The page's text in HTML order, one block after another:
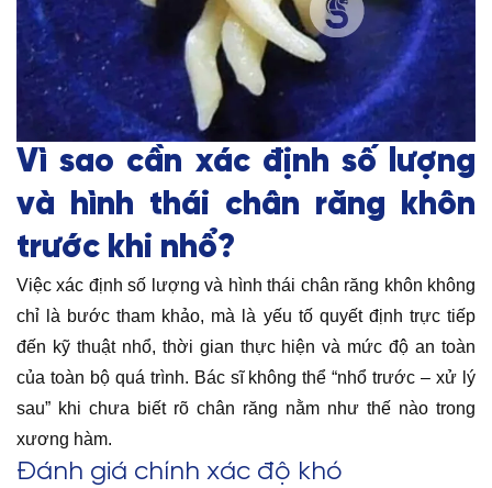
Vì sao cần xác định số lượng
và hình thái chân răng khôn
trước khi nhổ?
Việc xác định số lượng và hình thái chân răng khôn không
chỉ là bước tham khảo, mà là yếu tố quyết định trực tiếp
đến kỹ thuật nhổ, thời gian thực hiện và mức độ an toàn
của toàn bộ quá trình. Bác sĩ không thể “nhổ trước – xử lý
sau” khi chưa biết rõ chân răng nằm như thế nào trong
xương hàm.
Đánh giá chính xác độ khó